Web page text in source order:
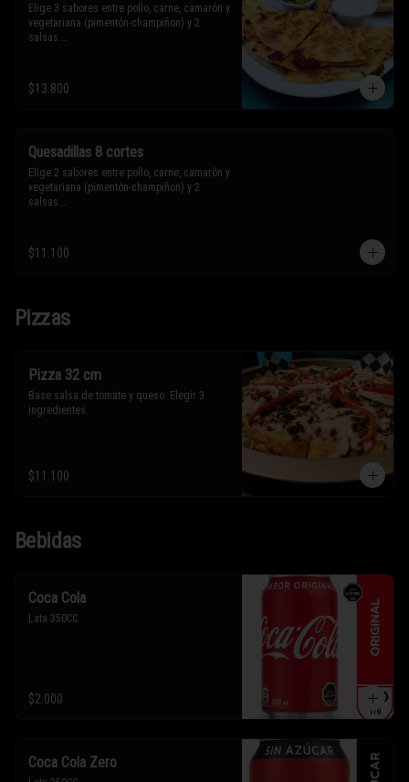
Elige 3 sabores entre pollo, carne, camarón y
vegetariana (pimentón-champiñon) y 2
salsas.
* Los ingredientes no son intercambiables.
Sólo puedes solicitar eliminar un
$13.800
Quesadillas 8 cortes
Elige 2 sabores entre pollo, carne, camarón y
vegetariana (pimentón-champiñon) y 2
salsas.
* Los ingredientes no son intercambiables.
Sólo puedes solicitar eliminar un
$11.100
Pizzas
Pizza 32 cm
Base salsa de tomate y queso. Elegir 3
ingredientes.
$11.100
Bebidas
Coca Cola
Lata 350CC
$2.000
Coca Cola Zero